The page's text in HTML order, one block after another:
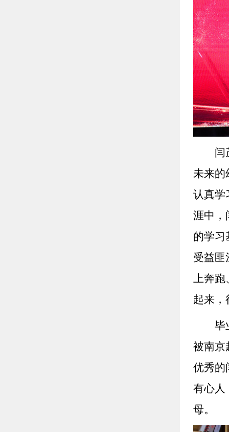
闫
未来的
认真学
涯中，
的学习
受益匪
上奔
起来，
毕
被南京
优秀的
有心人
母。